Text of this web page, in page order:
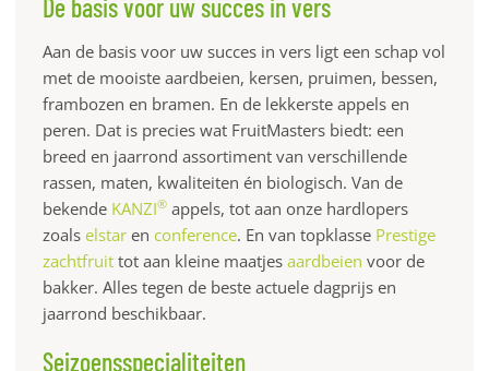
De basis voor uw succes in vers
Aan de basis voor uw succes in vers ligt een schap vol
met de mooiste aardbeien, kersen, pruimen, bessen,
frambozen en bramen. En de lekkerste appels en
peren. Dat is precies wat FruitMasters biedt: een
breed en jaarrond assortiment van verschillende
rassen, maten, kwaliteiten én biologisch. Van de
bekende KANZI®appels, tot aan onze hardlopers
zoals elstaren conference. En van topklasse Prestige
zachtfruittot aan kleine maatjes aardbeien voor de
bakker. Alles tegen de beste actuele dagprijs en
jaarrond beschikbaar.
Seizoensspecialiteiten